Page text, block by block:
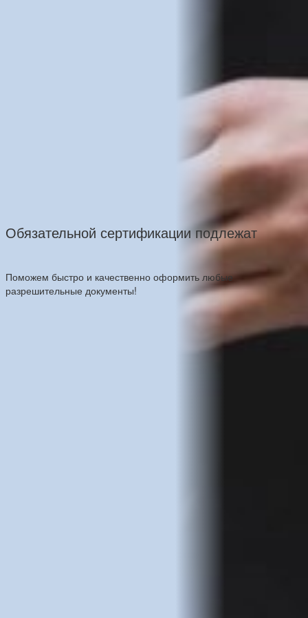
Обязательной сертификации подлежат
Поможем быстро и качественно оформить любые
разрешительные документы!